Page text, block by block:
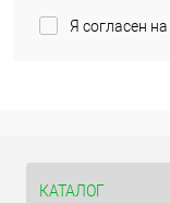
Я согласен на
КАТАЛОГ